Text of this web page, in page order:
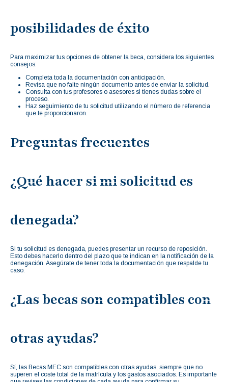
posibilidades de éxito
Para maximizar tus opciones de obtener la beca, considera los siguientes
consejos:
Completa toda la documentación con anticipación.
Revisa que no falte ningún documento antes de enviar la solicitud.
Consulta con tus profesores o asesores si tienes dudas sobre el
proceso.
Haz seguimiento de tu solicitud utilizando el número de referencia
que te proporcionaron.
Preguntas frecuentes
¿Qué hacer si mi solicitud es
denegada?
Si tu solicitud es denegada, puedes presentar un recurso de reposición.
Esto debes hacerlo dentro del plazo que te indican en la notificación de la
denegación. Asegúrate de tener toda la documentación que respalde tu
caso.
¿Las becas son compatibles con
otras ayudas?
Sí, las Becas MEC son compatibles con otras ayudas, siempre que no
superen el coste total de la matrícula y los gastos asociados. Es importante